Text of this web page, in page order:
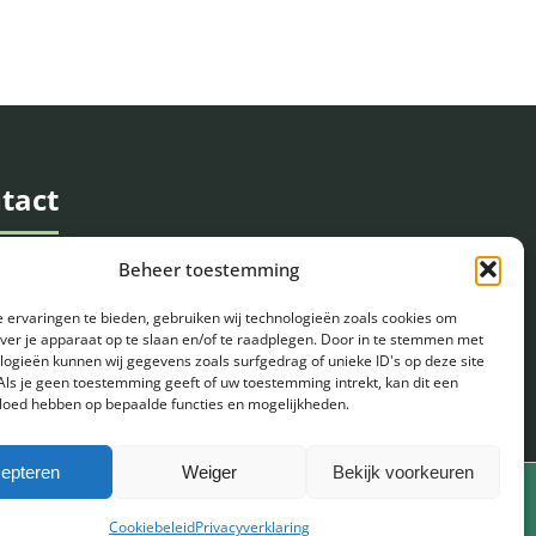
Beheer toestemming
ervaringen te bieden, gebruiken wij technologieën zoals cookies om
je apparaat op te slaan en/of te raadplegen. Door in te stemmen met
kunnen wij gegevens zoals surfgedrag of unieke ID's op deze site
je geen toestemming geeft of uw toestemming intrekt, kan dit een
hebben op bepaalde functies en mogelijkheden.
Weiger Bekijk voorkeuren
CookiebeleidPrivacyverklaring
06 - 83 44 60 79